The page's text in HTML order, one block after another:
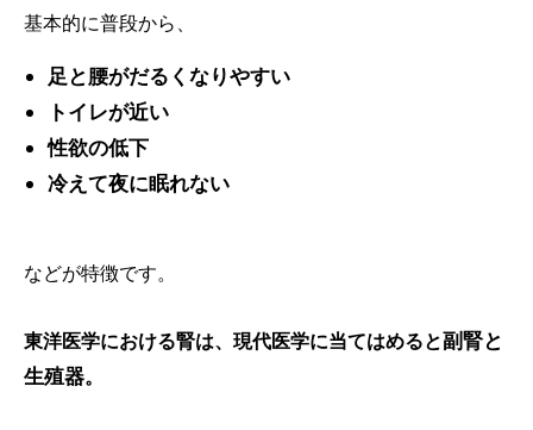
基本的に普段から、
足と腰がだるくなりやすい
トイレが近い
性欲の低下
冷えて夜に眠れない
などが特徴です。
東洋医学における腎は、現代医学に当てはめると副腎と
生殖器。